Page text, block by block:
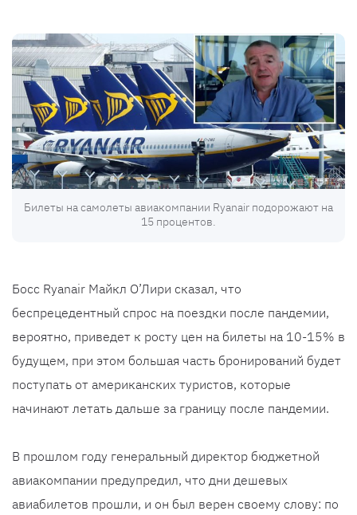
Билеты на самолеты авиакомпании Ryanair подорожают на
15 процентов.
Босс Ryanair Майкл О’Лири сказал, что
беспрецедентный спрос на поездки после пандемии,
вероятно, приведет к росту цен на билеты на 10-15% в
будущем, при этом большая часть бронирований будет
поступать от американских туристов, которые
начинают летать дальше за границу после пандемии.
В прошлом году генеральный директор бюджетной
авиакомпании предупредил, что дни дешевых
авиабилетов прошли, и он был верен своему слову: по